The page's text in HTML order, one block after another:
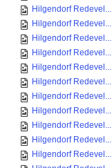
Hilgendorf Redevel...
Hilgendorf Redevel...
Hilgendorf Redevel...
Hilgendorf Redevel...
Hilgendorf Redevel...
Hilgendorf Redevel...
Hilgendorf Redevel...
Hilgendorf Redevel...
Hilgendorf Redevel...
Hilgendorf Redevel...
Hilgendorf Redevel...